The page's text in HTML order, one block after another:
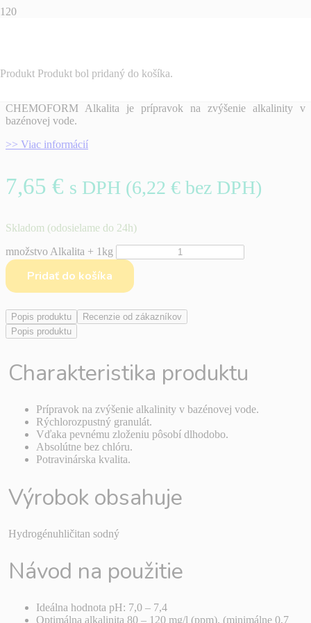
Produkt Produkt bol pridaný do košíka.
Alkalita + 1kg
CHEMOFORM Alkalita je prípravok na zvýšenie alkalinity v
bazénovej vode.
>> Viac informácií
7,65 € s DPH (6,22 € bez DPH)
Skladom (odosielame do 24h)
množstvo Alkalita + 1kg
Pridať do košíka
Popis produktu
Recenzie od zákazníkov
Popis produktu
Charakteristika produktu
Prípravok na zvýšenie alkalinity v bazénovej vode.
Rýchlorozpustný granulát.
Vďaka pevnému zloženiu pôsobí dlhodobo.
Absolútne bez chlóru.
Potravinárska kvalita.
Výrobok obsahuje
Hydrogénuhličitan sodný
Návod na použitie
Ideálna hodnota pH: 7,0 – 7,4
Optimálna alkalinita 80 – 120 mg/l (ppm). (minimálne 0,7